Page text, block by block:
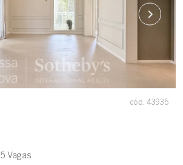
cód. 43935
5 Vagas